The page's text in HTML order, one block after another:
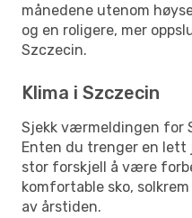
månedene utenom
og en roligere, mer
Szczecin.
Klima i Szczecin
Sjekk værmeldingen for
Enten du trenger en lett
stor forskjell å være
komfortable sko,
av årstiden.